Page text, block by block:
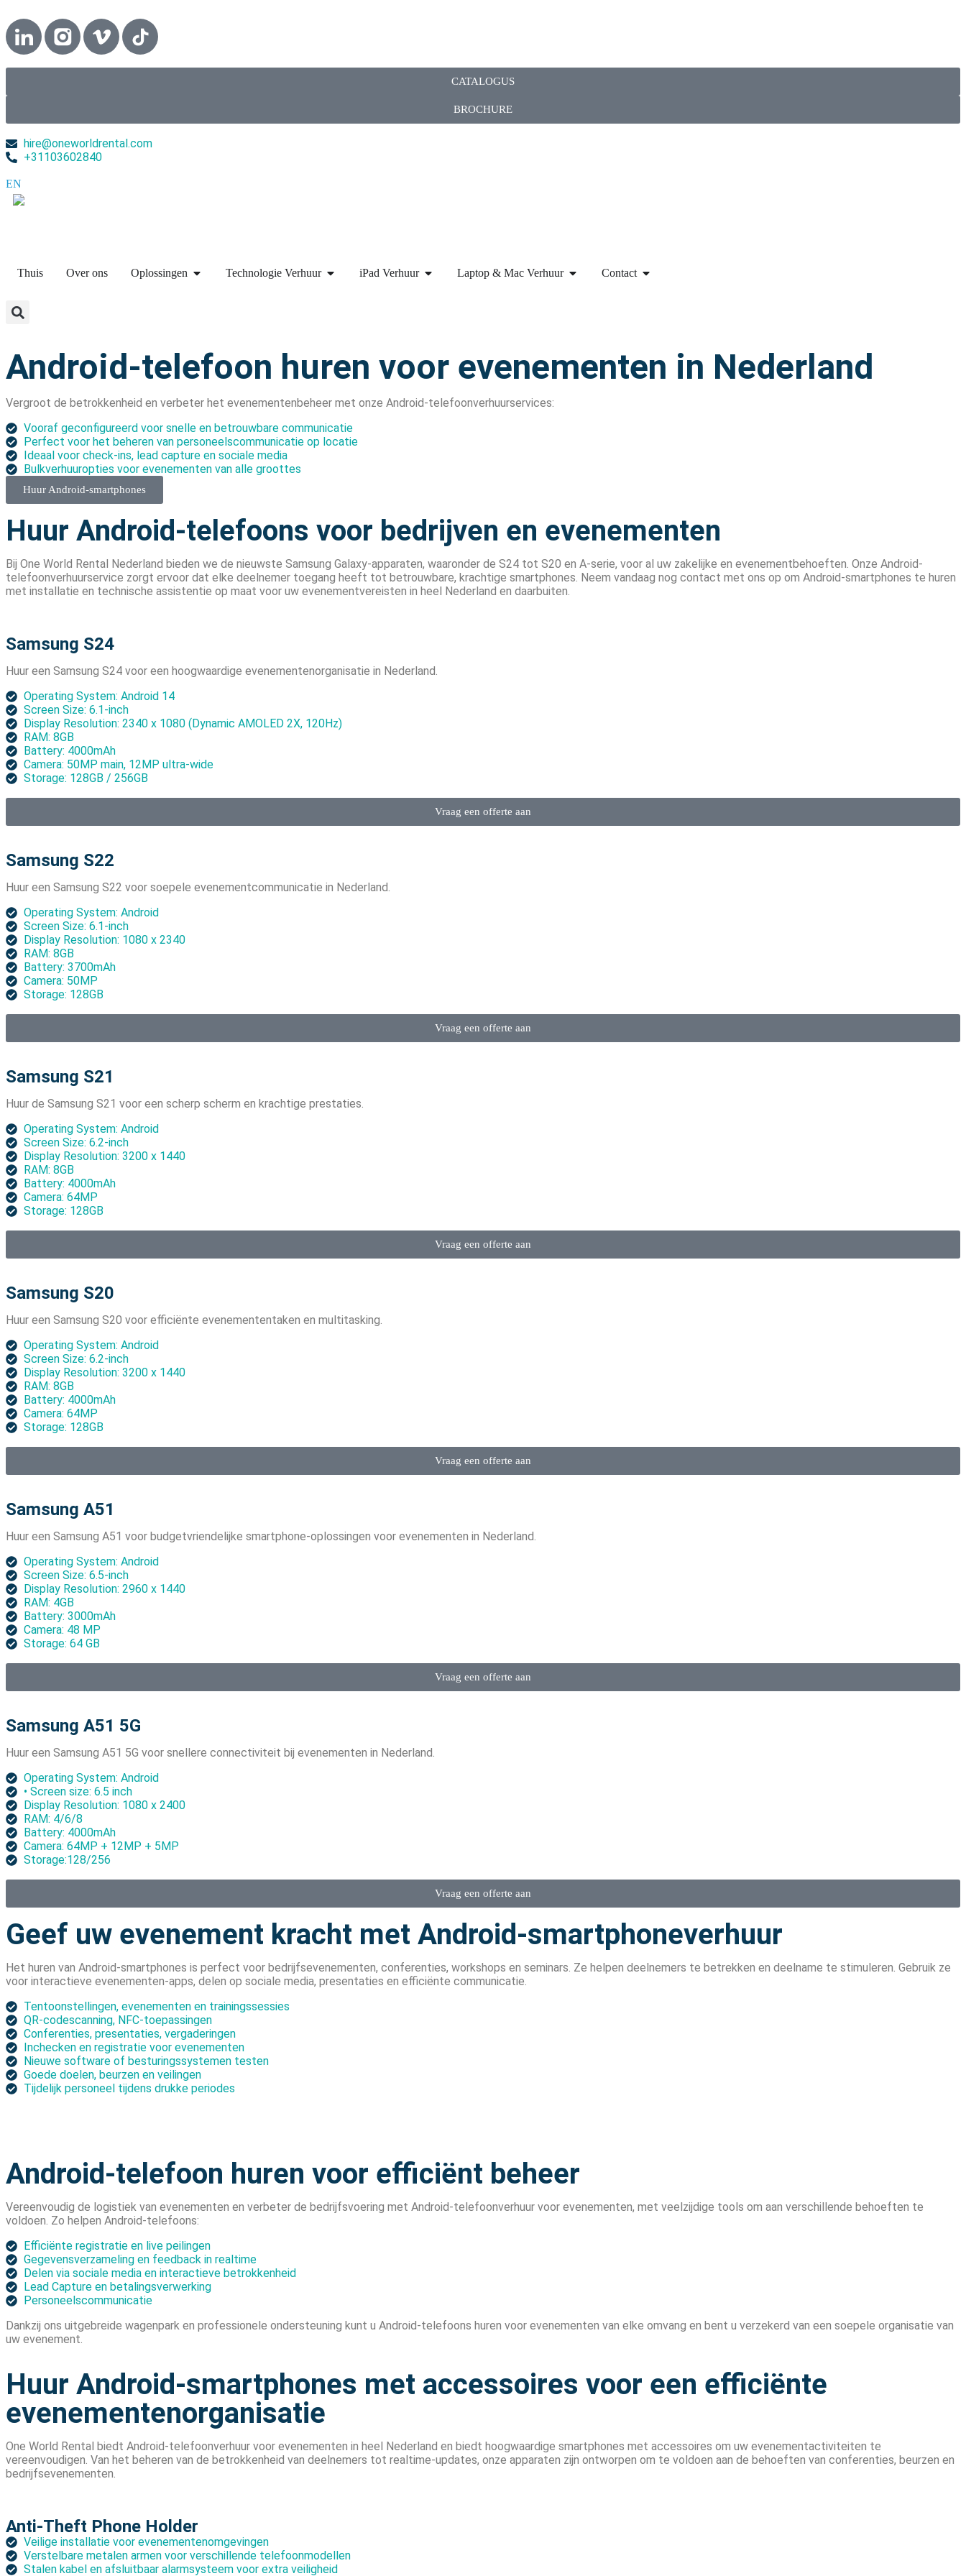
CATALOGUS
BROCHURE
hire@oneworldrental.com
+31103602840
EN
Thuis Over ons Oplossingen Technologie Verhuur iPad Verhuur Laptop & Mac Verhuur Contact
Android-telefoon huren voor evenementen in Nederland
Vergroot de betrokkenheid en verbeter het evenementenbeheer met onze Android-telefoonverhuurservices:
Vooraf geconfigureerd voor snelle en betrouwbare communicatie
Perfect voor het beheren van personeelscommunicatie op locatie
Ideaal voor check-ins, lead capture en sociale media
Bulkverhuuropties voor evenementen van alle groottes
Huur Android-smartphones
Huur Android-telefoons voor bedrijven en evenementen
Bij One World Rental Nederland bieden we de nieuwste Samsung Galaxy-apparaten, waaronder de S24 tot S20 en A-serie, voor al uw zakelijke en evenementbehoeften. Onze Android-
telefoonverhuurservice zorgt ervoor dat elke deelnemer toegang heeft tot betrouwbare, krachtige smartphones. Neem vandaag nog contact met ons op om Android-smartphones te huren
met installatie en technische assistentie op maat voor uw evenementvereisten in heel Nederland en daarbuiten.
Samsung S24
Huur een Samsung S24 voor een hoogwaardige evenementenorganisatie in Nederland.
Operating System: Android 14
Screen Size: 6.1-inch
Display Resolution: 2340 x 1080 (Dynamic AMOLED 2X, 120Hz)
RAM: 8GB
Battery: 4000mAh
Camera: 50MP main, 12MP ultra-wide
Storage: 128GB / 256GB
Vraag een offerte aan
Samsung S22
Huur een Samsung S22 voor soepele evenementcommunicatie in Nederland.
Operating System: Android
Screen Size: 6.1-inch
Display Resolution: 1080 x 2340
RAM: 8GB
Battery: 3700mAh
Camera: 50MP
Storage: 128GB
Vraag een offerte aan
Samsung S21
Huur de Samsung S21 voor een scherp scherm en krachtige prestaties.
Operating System: Android
Screen Size: 6.2-inch
Display Resolution: 3200 x 1440
RAM: 8GB
Battery: 4000mAh
Camera: 64MP
Storage: 128GB
Vraag een offerte aan
Samsung S20
Huur een Samsung S20 voor efficiënte evenemententaken en multitasking.
Operating System: Android
Screen Size: 6.2-inch
Display Resolution: 3200 x 1440
RAM: 8GB
Battery: 4000mAh
Camera: 64MP
Storage: 128GB
Vraag een offerte aan
Samsung A51
Huur een Samsung A51 voor budgetvriendelijke smartphone-oplossingen voor evenementen in Nederland.
Operating System: Android
Screen Size: 6.5-inch
Display Resolution: 2960 x 1440
RAM: 4GB
Battery: 3000mAh
Camera: 48 MP
Storage: 64 GB
Vraag een offerte aan
Samsung A51 5G
Huur een Samsung A51 5G voor snellere connectiviteit bij evenementen in Nederland.
Operating System: Android
• Screen size: 6.5 inch
Display Resolution: 1080 x 2400
RAM: 4/6/8
Battery: 4000mAh
Camera: 64MP + 12MP + 5MP
Storage:128/256
Vraag een offerte aan
Geef uw evenement kracht met Android-smartphoneverhuur
Het huren van Android-smartphones is perfect voor bedrijfsevenementen, conferenties, workshops en seminars. Ze helpen deelnemers te betrekken en deelname te stimuleren. Gebruik ze
voor interactieve evenementen-apps, delen op sociale media, presentaties en efficiënte communicatie.
Tentoonstellingen, evenementen en trainingssessies
QR-codescanning, NFC-toepassingen
Conferenties, presentaties, vergaderingen
Inchecken en registratie voor evenementen
Nieuwe software of besturingssystemen testen
Goede doelen, beurzen en veilingen
Tijdelijk personeel tijdens drukke periodes
Android-telefoon huren voor efficiënt beheer
Vereenvoudig de logistiek van evenementen en verbeter de bedrijfsvoering met Android-telefoonverhuur voor evenementen, met veelzijdige tools om aan verschillende behoeften te
voldoen. Zo helpen Android-telefoons:
Efficiënte registratie en live peilingen
Gegevensverzameling en feedback in realtime
Delen via sociale media en interactieve betrokkenheid
Lead Capture en betalingsverwerking
Personeelscommunicatie
Dankzij ons uitgebreide wagenpark en professionele ondersteuning kunt u Android-telefoons huren voor evenementen van elke omvang en bent u verzekerd van een soepele organisatie van
uw evenement.
Huur Android-smartphones met accessoires voor een efficiënte
evenementenorganisatie
One World Rental biedt Android-telefoonverhuur voor evenementen in heel Nederland en biedt hoogwaardige smartphones met accessoires om uw evenementactiviteiten te
vereenvoudigen. Van het beheren van de betrokkenheid van deelnemers tot realtime-updates, onze apparaten zijn ontworpen om te voldoen aan de behoeften van conferenties, beurzen en
bedrijfsevenementen.
Anti-Theft Phone Holder
Veilige installatie voor evenementenomgevingen
Verstelbare metalen armen voor verschillende telefoonmodellen
Stalen kabel en afsluitbaar alarmsysteem voor extra veiligheid